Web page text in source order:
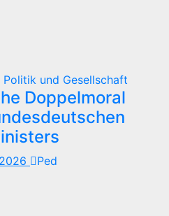
Politik und Gesellschaft
Doppelmoral
Ped